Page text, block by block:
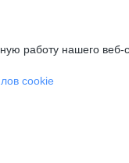
работу нашего веб-
cookie